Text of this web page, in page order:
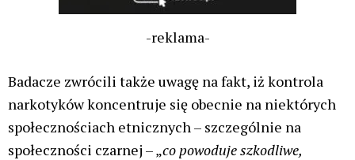
-reklama-
Badacze zwrócili także uwagę na fakt, iż kontrola
narkotyków koncentruje się obecnie na niektórych
społecznościach etnicznych – szczególnie na
społeczności czarnej – „co powoduje szkodliwe,